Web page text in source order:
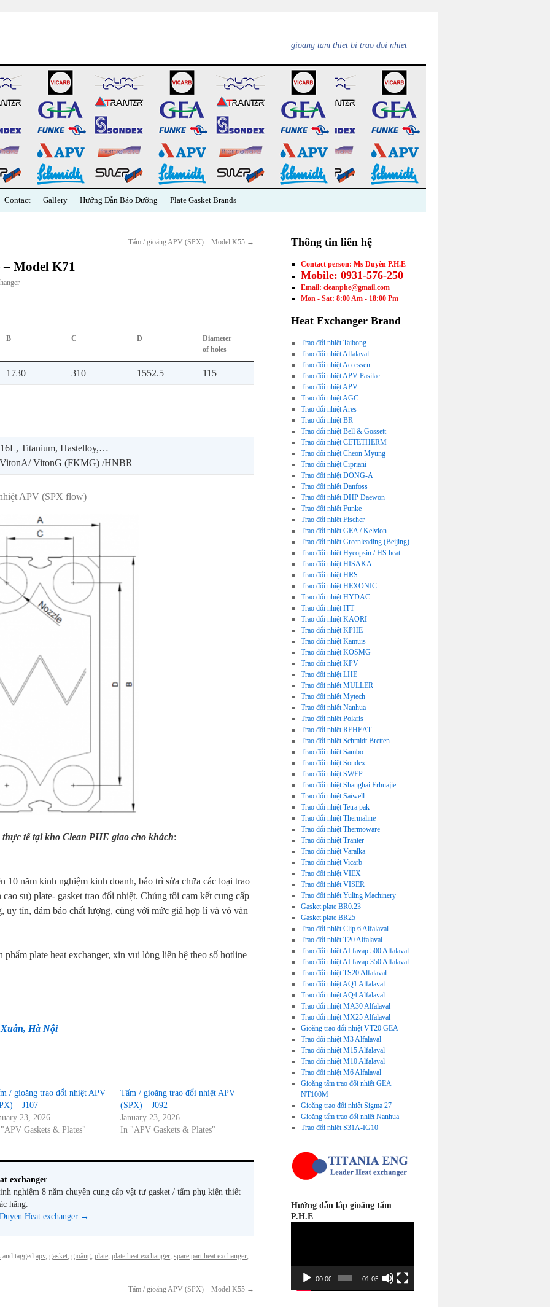
gioang tam thiet bi trao doi nhiet
Contact Gallery Hướng Dẫn Bảo Dưỡng Plate Gasket Brands
Tấm / gioăng APV (SPX) – Model K55 →
– Model K71
B C D
Diameter
of holes
1730 310 1552.5 115
Titanium, Hastelloy,…
VitonG (FKMG) /HNBR
APV (SPX flow)
tế tại kho Clean PHE giao cho khách:
10 năm kinh nghiệm kinh doanh, bảo trì sửa chữa các loại trao
su) plate- gasket trao đổi nhiệt. Chúng tôi cam kết cung cấp
uy tín, đảm bảo chất lượng, cùng với mức giá hợp lí và vô vàn
plate heat exchanger, xin vui lòng liên hệ theo số hotline
Hà Nội
/ gioăng trao đổi nhiệt APV
– J107
23, 2026
Gaskets & Plates"
Tấm / gioăng trao đổi nhiệt APV
(SPX) – J092
January 23, 2026
In "APV Gaskets & Plates"
exchanger
nghiệm 8 năm chuyên cung cấp vật tư gasket / tấm phụ kiện thiết
hãng.
Heat exchanger →
and tagged apv, gasket, gioăng, plate, plate heat exchanger, spare part heat exchanger,
Tấm / gioăng APV (SPX) – Model K55 →
Thông tin liên hệ
Contact person: Ms Duyên P.H.E
Mobile: 0931-576-250
Email: cleanphe@gmail.com
Mon - Sat: 8:00 Am - 18:00 Pm
Heat Exchanger Brand
Trao đổi nhiệt Taibong
Trao đổi nhiệt Alfalaval
Trao đổi nhiệt Accessen
Trao đổi nhiệt APV Pasilac
Trao đổi nhiệt APV
Trao đổi nhiệt AGC
Trao đổi nhiệt Ares
Trao đổi nhiệt BR
Trao đổi nhiệt Bell & Gossett
Trao đổi nhiệt CETETHERM
Trao đổi nhiệt Cheon Myung
Trao đổi nhiệt Cipriani
Trao đổi nhiệt DONG-A
Trao đổi nhiệt Danfoss
Trao đổi nhiệt DHP Daewon
Trao đổi nhiệt Funke
Trao đổi nhiệt Fischer
Trao đổi nhiệt GEA / Kelvion
Trao đổi nhiệt Greenleading (Beijing)
Trao đổi nhiệt Hyeopsin / HS heat
Trao đổi nhiệt HISAKA
Trao đổi nhiệt HRS
Trao đổi nhiệt HEXONIC
Trao đổi nhiệt HYDAC
Trao đổi nhiệt ITT
Trao đổi nhiệt KAORI
Trao đổi nhiệt KPHE
Trao đổi nhiệt Kamuis
Trao đổi nhiệt KOSMG
Trao đổi nhiệt KPV
Trao đổi nhiệt LHE
Trao đổi nhiệt MULLER
Trao đổi nhiệt Mytech
Trao đổi nhiệt Nanhua
Trao đổi nhiệt Polaris
Trao đổi nhiệt REHEAT
Trao đổi nhiệt Schmidt Bretten
Trao đổi nhiệt Sambo
Trao đổi nhiệt Sondex
Trao đổi nhiệt SWEP
Trao đổi nhiệt Shanghai Erhuajie
Trao đổi nhiệt Saiwell
Trao đổi nhiệt Tetra pak
Trao đổi nhiệt Thermaline
Trao đổi nhiệt Thermoware
Trao đổi nhiệt Tranter
Trao đổi nhiệt Varalka
Trao đổi nhiệt Vicarb
Trao đổi nhiệt VIEX
Trao đổi nhiệt VISER
Trao đổi nhiệt Yuling Machinery
Gasket plate BR0.23
Gasket plate BR25
Trao đổi nhiệt Clip 6 Alfalaval
Trao đổi nhiệt T20 Alfalaval
Trao đổi nhiệt ALfavap 500 Alfalaval
Trao đổi nhiệt ALfavap 350 Alfalaval
Trao đổi nhiệt TS20 Alfalaval
Trao đổi nhiệt AQ1 Alfalaval
Trao đổi nhiệt AQ4 Alfalaval
Trao đổi nhiệt MA30 Alfalaval
Trao đổi nhiệt MX25 Alfalaval
Gioăng trao đổi nhiệt VT20 GEA
Trao đổi nhiệt M3 Alfalaval
Trao đổi nhiệt M15 Alfalaval
Trao đổi nhiệt M10 Alfalaval
Trao đổi nhiệt M6 Alfalaval
Gioăng tấm trao đổi nhiệt GEA
NT100M
Gioăng trao đổi nhiệt Sigma 27
Gioăng tấm trao đổi nhiệt Nanhua
Trao đổi nhiệt S31A-IG10
Hướng dẫn lắp gioăng tấm
P.H.E
00:00 01:05